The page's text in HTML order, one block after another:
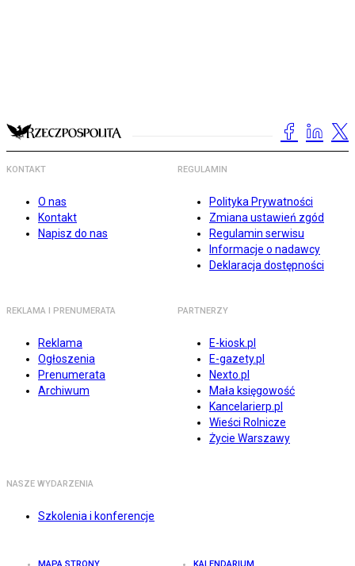
KONTAKT
O nas
Kontakt
Napisz do nas
REGULAMIN
Polityka Prywatności
Zmiana ustawień zgód
Regulamin serwisu
Informacje o nadawcy
Deklaracja dostępności
REKLAMA I PRENUMERATA
Reklama
Ogłoszenia
Prenumerata
Archiwum
PARTNERZY
E-kiosk.pl
E-gazety.pl
Nexto.pl
Mała księgowość
Kancelarierp.pl
Wieści Rolnicze
Życie Warszawy
NASZE WYDARZENIA
Szkolenia i konferencje